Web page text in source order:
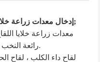
إدخال معدات زراعة خلايا اللقاح الأوتوماتيكية&نبسب;
معدات زراعة خلايا
رائعة النخب ذكي ادوات شارك.، المحدودة.